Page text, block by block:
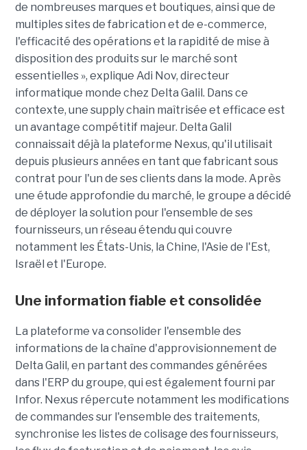
de nombreuses marques et boutiques, ainsi que de
multiples sites de fabrication et de e-commerce,
l'efficacité des opérations et la rapidité de mise à
disposition des produits sur le marché sont
essentielles », explique Adi Nov, directeur
informatique monde chez Delta Galil. Dans ce
contexte, une supply chain maîtrisée et efficace est
un avantage compétitif majeur. Delta Galil
connaissait déjà la plateforme Nexus, qu'il utilisait
depuis plusieurs années en tant que fabricant sous
contrat pour l'un de ses clients dans la mode. Après
une étude approfondie du marché, le groupe a décidé
de déployer la solution pour l'ensemble de ses
fournisseurs, un réseau étendu qui couvre
notamment les États-Unis, la Chine, l'Asie de l'Est,
Israël et l'Europe.
Une information fiable et consolidée
La plateforme va consolider l'ensemble des
informations de la chaîne d'approvisionnement de
Delta Galil, en partant des commandes générées
dans l'ERP du groupe, qui est également fourni par
Infor. Nexus répercute notamment les modifications
de commandes sur l'ensemble des traitements,
synchronise les listes de colisage des fournisseurs,